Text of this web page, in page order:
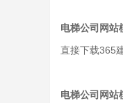
电梯公司网站
直接下载365
电梯公司网站